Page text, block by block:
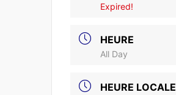
Expired!
HEURE
All Day
HEURE LOCALE